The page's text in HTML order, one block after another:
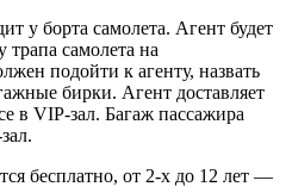
у борта самолета. Агент будет
трапа самолета на
подойти к агенту, назвать
бирки. Агент доставляет
в VIP-зал. Багаж пассажира
бесплатно, от 2-х до 12 лет —